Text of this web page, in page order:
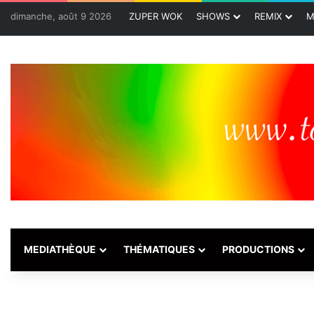
dimanche, août 9 2026 ZUPER WOK SHOWS REMIX
MEDIATHÈQUE THÉMATIQUES PRODUCTIONS